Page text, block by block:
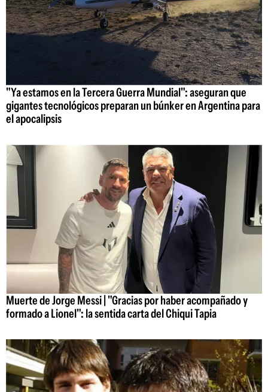
"Ya estamos en la Tercera Guerra Mundial": aseguran que
gigantes tecnológicos preparan un búnker en Argentina para
el apocalipsis
Muerte de Jorge Messi | "Gracias por haber acompañado y
formado a Lionel": la sentida carta del Chiqui Tapia